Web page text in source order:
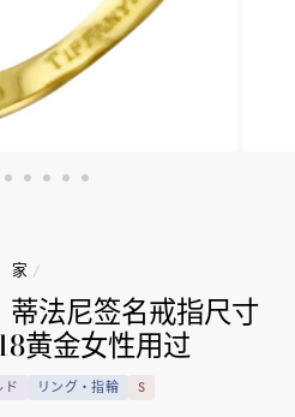
家 /
法尼签名戒指尺寸
黄金女性用过
ド リング・指輪 S